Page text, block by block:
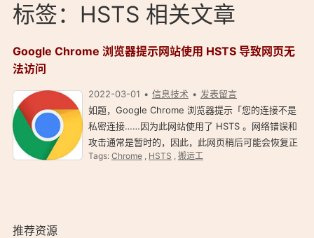
标签：HSTS 相关文章
Google Chrome 浏览器提示网站使用 HSTS 导致网页无
法访问
2022-03-01 信息技术
发表留言
如题，Google Chrome 浏览器提示「您的连接不是
私密连接……因为此网站使用了 HSTS 。网络错误和
攻击通常是暂时的，因此，此网页稍后可能会恢复正
常……」怎么解决？ 解决办法：在谷歌浏览器中直接
Tags: Chrome, HSTS , 搬运工
推荐资源